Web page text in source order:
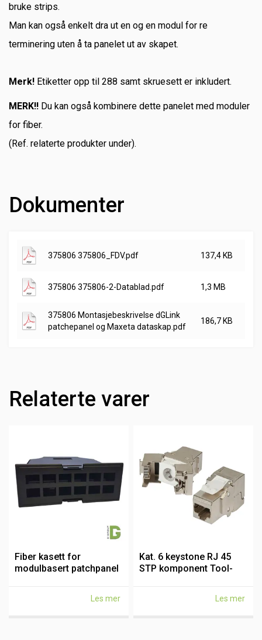
bruke strips.
Man kan også enkelt dra ut en og en modul for re
terminering uten å ta panelet ut av skapet.
Merk! Etiketter opp til 288 samt skruesett er inkludert.
MERK!! Du kan også kombinere dette panelet med moduler
for fiber.
(Ref. relaterte produkter under).
Dokumenter
375806 375806_FDV.pdf 137,4 KB
375806 375806-2-Datablad.pdf 1,3 MB
375806 Montasjebeskrivelse dGLink
patchepanel og Maxeta dataskap.pdf
186,7 KB
Relaterte varer
Fiber kasett for
modulbasert patchpanel
Les mer
Kat. 6 keystone RJ 45
STP komponent Tool-
Les mer